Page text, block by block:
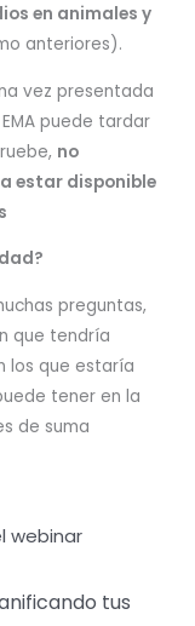
en animales y
anteriores).
vez presentada
puede tardar
no
estar disponible
preguntas,
que tendría
los que estaría
tener en la
de suma
webinar
tus